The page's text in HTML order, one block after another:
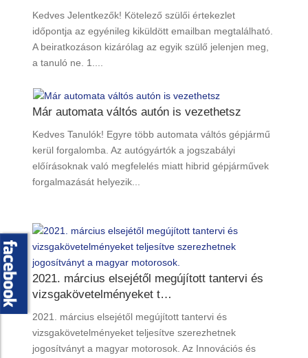
Kedves Jelentkezők! Kötelező szülői értekezlet
időpontja az egyénileg kiküldött emailban megtalálható.
A beiratkozáson kizárólag az egyik szülő jelenjen meg,
a tanuló ne. 1....
Már automata váltós autón is vezethetsz
Kedves Tanulók! Egyre több automata váltós gépjármű
kerül forgalomba. Az autógyártók a jogszabályi
előírásoknak való megfelelés miatt hibrid gépjárművek
forgalmazását helyezik...
2021. március elsejétől megújított tantervi és
vizsgakövetelményeket t…
2021. március elsejétől megújított tantervi és
vizsgakövetelményeket teljesítve szerezhetnek
jogosítványt a magyar motorosok. Az Innovációs és